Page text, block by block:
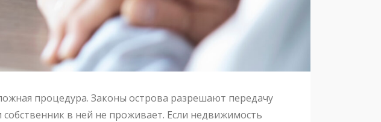
процедура. Законы острова разрешают передачу
в ней не проживает. Если недвижимость